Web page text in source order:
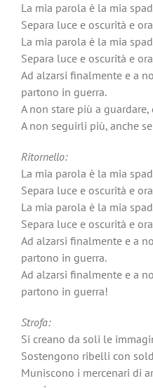
La mia parola è la mia
Separa luce e oscurità e
La mia parola è la mia
Separa luce e oscurità e
Ad alzarsi finalmente e a
partono in guerra.
A non stare più a
A non seguirli più, anche
Ritornello:
La mia parola è la mia
Separa luce e oscurità e
La mia parola è la mia
Separa luce e oscurità e
Ad alzarsi finalmente e a
partono in guerra.
Ad alzarsi finalmente e a
partono in guerra!
Strofa:
Si creano da soli le
Sostengono ribelli con
Muniscono i mercenari di